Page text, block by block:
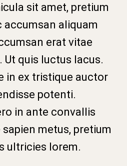
sit amet, pretium
accumsan aliquam
erat vitae
quis luctus lacus.
in ex tristique auctor
potenti.
in ante convallis
metus, pretium
ultricies lorem.